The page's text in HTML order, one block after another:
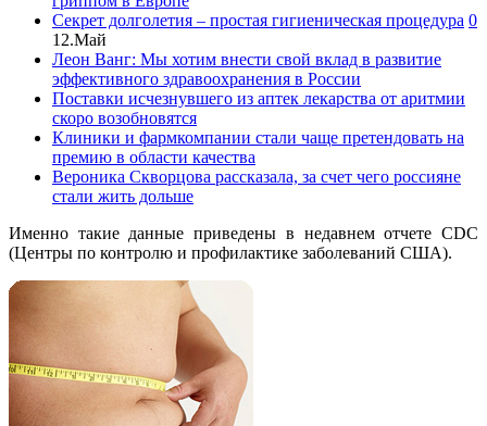
Секрет долголетия – простая гигиеническая процедура 0
12.Май
Леон Ванг: Мы хотим внести свой вклад в развитие
эффективного здравоохранения в России
Поставки исчезнувшего из аптек лекарства от аритмии
скоро возобновятся
Клиники и фармкомпании стали чаще претендовать на
премию в области качества
Вероника Скворцова рассказала, за счет чего россияне
стали жить дольше
Именно такие данные приведены в недавнем отчете CDC
(Центры по контролю и профилактике заболеваний США).